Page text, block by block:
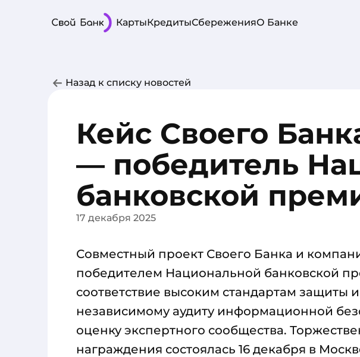
КартыКредитыСбереженияО Банке
Назад к списку новостей
Кейс Своего
— победитель
банковской
17 декабря 2025
Совместный проект Своего Банка и
победителем Национальной банковской
соответствие высоким стандартам защиты
независимому аудиту информационной
оценку экспертного сообщества.
награждения состоялась 16 декабря в